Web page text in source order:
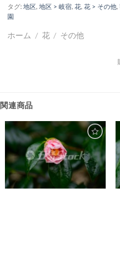
タグ:地区, 地区 > 岐宿, 花, 花 > その他,
園
ホーム / 花 / その他
関連商品